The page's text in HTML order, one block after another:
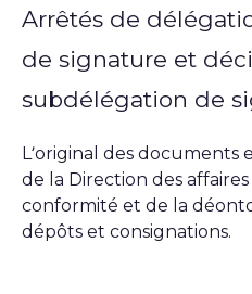
Arrêtés de
de signature et
subdélégation de
L’original des documents
de la Direction des
conformité et de la
dépôts et consignations.